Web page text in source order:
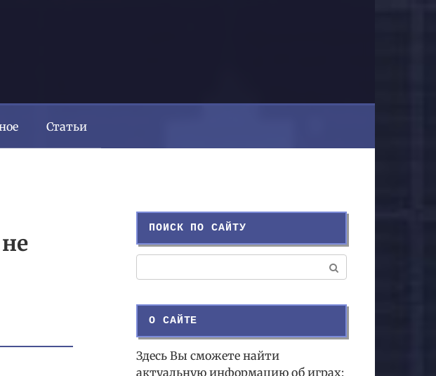
Статьи
ПОИСК ПО САЙТУ
О САЙТЕ
Здесь Вы сможете найти
актуальную информацию об играх: